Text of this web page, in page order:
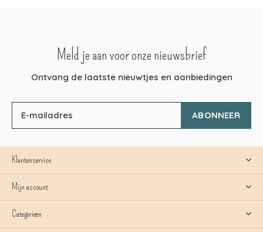
Meld je aan voor onze nieuwsbrief
Ontvang de laatste nieuwtjes en aanbiedingen
ABONNEER
Klantenservice
Mijn account
Categorieën